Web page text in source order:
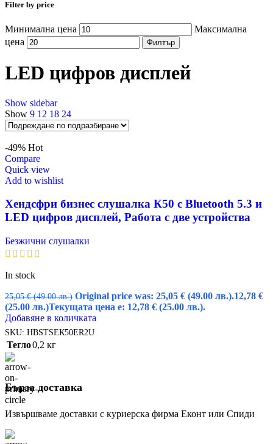
Filter by price
Минимална цена
Максимална
цена
Филтър
LED цифров дисплей
Show sidebar
Show 9 12 18 24
-49% Hot
Compare
Quick view
Add to wishlist
Хендсфри бизнес слушалка К50 с Bluetooth 5.3 и
LED цифров дисплей, Работа с две устройства
Безжични слушалки
In stock
25,05€ (49.00 лв.) Original price was: 25,05 € (49.00 лв.).12,78 €
(25.00 лв.)Текущата цена е: 12,78 € (25.00 лв.).
Добавяне в количката
SKU: HBSTSEК50ER2U
Тегло0,2 кг
Бърза доставка
Извършваме доставки с куриерска фирма Еконт или Спиди